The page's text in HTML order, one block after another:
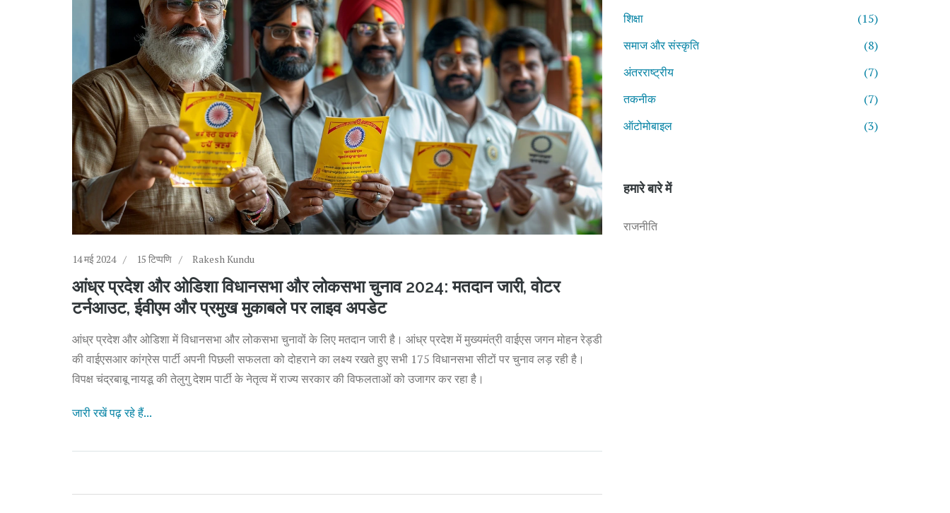
14 मई 2024 15 टिप्पणि Rakesh Kundu
आंध्र प्रदेश और ओडिशा विधानसभा और लोकसभा चुनाव 2024: मतदान जारी, वोटर
टर्नआउट, ईवीएम और प्रमुख मुकाबले पर लाइव अपडेट
आंध्र प्रदेश और ओडिशा में विधानसभा और लोकसभा चुनावों के लिए मतदान जारी है। आंध्र प्रदेश में मुख्यमंत्री वाईएस जगन मोहन रेड्डी
की वाईएसआर कांग्रेस पार्टी अपनी पिछली सफलता को दोहराने का लक्ष्य रखते हुए सभी 175 विधानसभा सीटों पर चुनाव लड़ रही है।
विपक्ष चंद्रबाबू नायडू की तेलुगु देशम पार्टी के नेतृत्व में राज्य सरकार की विफलताओं को उजागर कर रहा है।
जारी रखें पढ़ रहे हैं...
शिक्षा
(15)
समाज और संस्कृति
(8)
अंतरराष्ट्रीय
(7)
तकनीक
(7)
ऑटोमोबाइल
(3)
हमारे बारे में
राजनीति